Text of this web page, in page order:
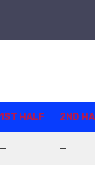
1ST HALF 2ND
— —